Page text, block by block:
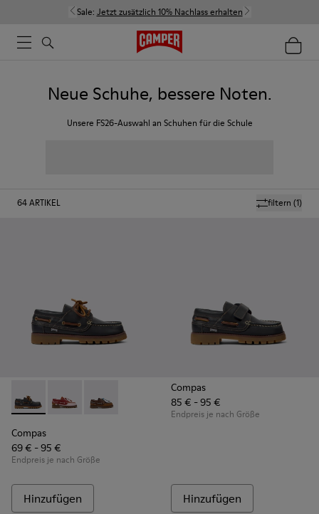
Sale: Jetzt zusätzlich 10% Nachlass erhalten
Neue Schuhe, bessere Noten.
Unsere FS26-Auswahl an Schuhen für die Schule
filtern (1)
64ARTIKEL
Compas - K800416-001 - Blaue Bootsschuhe aus Leder für
Compas - K800416-008 - Mehrfarbige Bootsschuhe
Compas - K800416-007 - Braune
Compas
69 € - 95 €
Endpreis je nach Größe
Hinzufügen
Compas
85 € - 95 €
Endpreis je nach Größe
Hinzufügen